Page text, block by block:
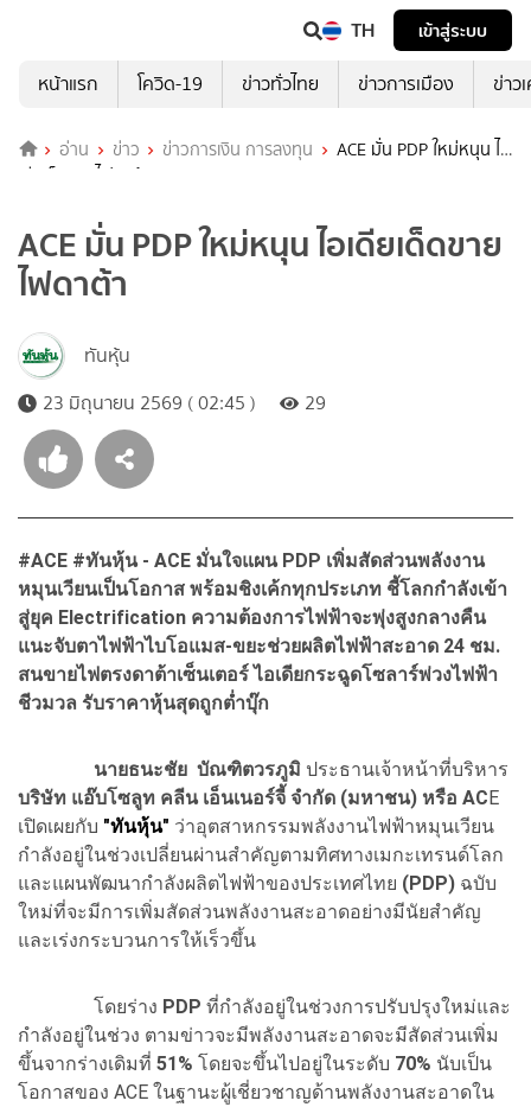
TH
เข้าสู่ระบบ
หน้าแรก
โควิด-19 ข่าวทั่วไทย ข่าวการเมือง ข่าว
อ่าน ข่าว ข่าวการเงิน การลงทุน
ACE มั่น PDP ใหม่หนุน ไอ
เดียเด็ดขายไฟดาต้า
ACE มั่น PDP ใหม่หนุน ไอเดียเด็ดขาย
ไฟดาต้า
ทันหุ้น
23 มิถุนายน 2569 ( 02:45 )
29
#ACE #ทันหุ้น - ACE มั่นใจแผน PDP เพิ่มสัดส่วนพลังงาน
หมุนเวียนเป็นโอกาส พร้อมชิงเค้กทุกประเภท ชี้โลกกำลังเข้า
สู่ยุค Electrification ความต้องการไฟฟ้าจะพุ่งสูงกลางคืน
แนะจับตาไฟฟ้าไบโอแมส-ขยะช่วยผลิตไฟฟ้าสะอาด 24 ชม.
สนขายไฟตรงดาต้าเซ็นเตอร์ ไอเดียกระฉูดโซลาร์พ่วงไฟฟ้า
ชีวมวล รับราคาหุ้นสุดถูกต่ำบุ๊ก
นายธนะชัย บัณฑิตวรภูมิ ประธานเจ้าหน้าที่บริหาร
บริษัท แอ๊บโซลูท คลีน เอ็นเนอร์จี้ จำกัด (มหาชน) หรือ ACE
เปิดเผยกับ "ทันหุ้น" ว่าอุตสาหกรรมพลังงานไฟฟ้าหมุนเวียน
กำลังอยู่ในช่วงเปลี่ยนผ่านสำคัญตามทิศทางเมกะเทรนด์โลก
และแผนพัฒนากำลังผลิตไฟฟ้าของประเทศไทย (PDP) ฉบับ
ใหม่ที่จะมีการเพิ่มสัดส่วนพลังงานสะอาดอย่างมีนัยสำคัญ
และเร่งกระบวนการให้เร็วขึ้น
โดยร่าง PDP ที่กำลังอยู่ในช่วงการปรับปรุงใหม่และ
กำลังอยู่ในช่วง ตามข่าวจะมีพลังงานสะอาดจะมีสัดส่วนเพิ่ม
ขึ้นจากร่างเดิมที่ 51% โดยจะขึ้นไปอยู่ในระดับ 70% นับเป็น
โอกาสของ ACE ในฐานะผู้เชี่ยวชาญด้านพลังงานสะอาดใน